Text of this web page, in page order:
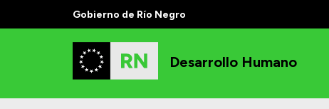
Gobierno de Río Negro
Desarrollo Humano